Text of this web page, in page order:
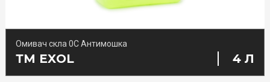
ТМ Porada
Омивач скла 0С Антимошка
ТМ EXOL 4 Л